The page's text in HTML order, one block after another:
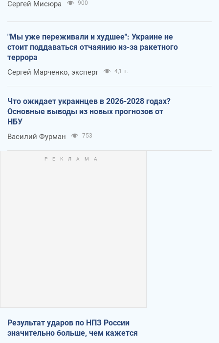
Сергей Мисюра 900
"Мы уже переживали и худшее": Украине не
стоит поддаваться отчаянию из-за ракетного
террора
Сергей Марченко, эксперт 4,1 т.
Что ожидает украинцев в 2026-2028 годах?
Основные выводы из новых прогнозов от
НБУ
Василий Фурман 753
Результат ударов по НПЗ России
значительно больше, чем кажется